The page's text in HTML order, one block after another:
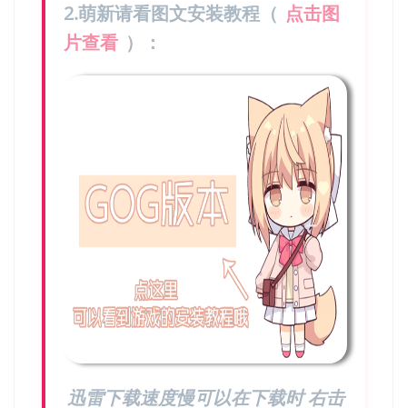
2.萌新请看图文安装教程（ 点击图
片查看 ）：
迅雷下载速度慢可以在下载时 右击